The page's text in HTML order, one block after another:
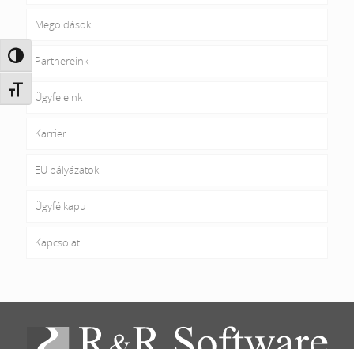
Nagy kontraszt váltása
Betűméret váltása
Megoldások
Partnereink
Ügyfeleink
Karrier
EU pályázatok
Ügyfélkapu
Kapcsolat